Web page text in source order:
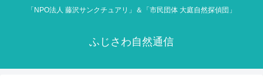
「NPO法人 藤沢サンクチュアリ」＆「市民団体 大庭自然探偵団」
ふじさわ自然通信